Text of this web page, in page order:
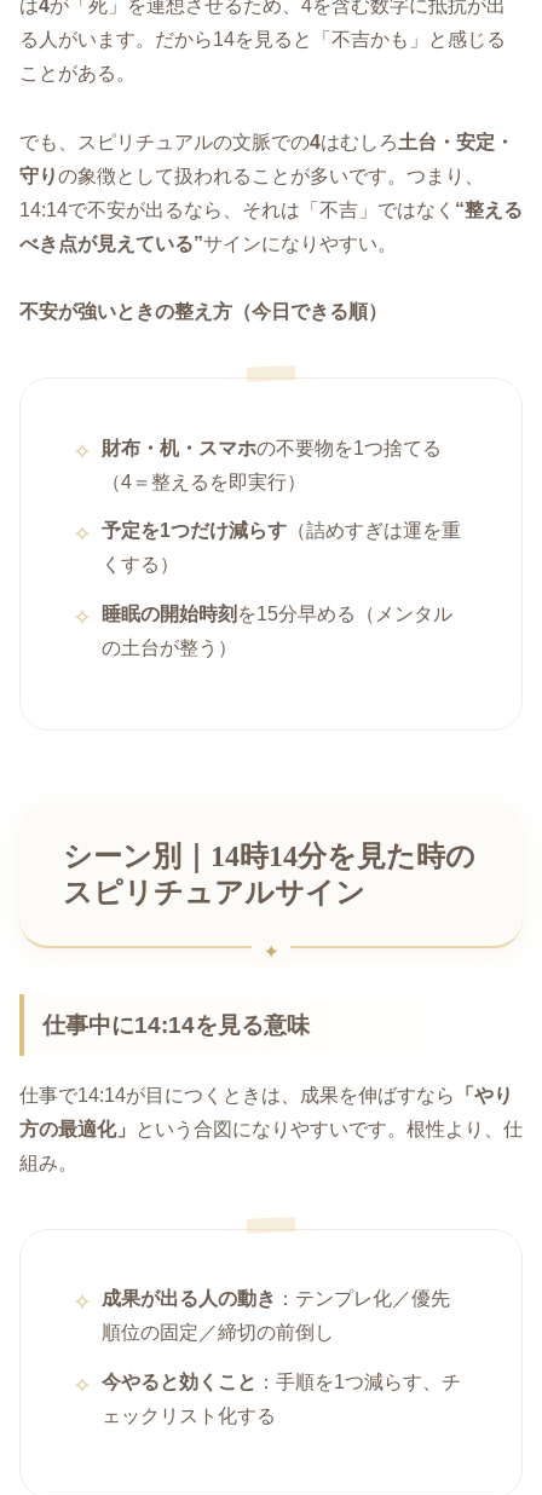
は4が「死」を連想させるため、4を含む数字に抵抗が出
る人がいます。だから14を見ると「不吉かも」と感じる
ことがある。
でも、スピリチュアルの文脈での4はむしろ土台・安定・
守りの象徴として扱われることが多いです。つまり、
14:14で不安が出るなら、それは「不吉」ではなく “整える
べき点が見えている”サインになりやすい。
不安が強いときの整え方（今日できる順）
財布・机・スマホの不要物を1つ捨てる
（4＝整えるを即実行）
予定を1つだけ減らす （詰めすぎは運を重
くする）
睡眠の開始時刻 を15分早める（メンタル
の土台が整う）
シーン別｜14時14分を見た時の
スピリチュアルサイン
仕事中に14:14を見る意味
仕事で14:14が目につくときは、成果を伸ばすなら
「やり
方の最適化」
という合図になりやすいです。根性より、仕
組み。
成果が出る人の動き ：テンプレ化／優先
順位の固定／締切の前倒し
今やると効くこと ：手順を1つ減らす、チ
ェックリスト化する